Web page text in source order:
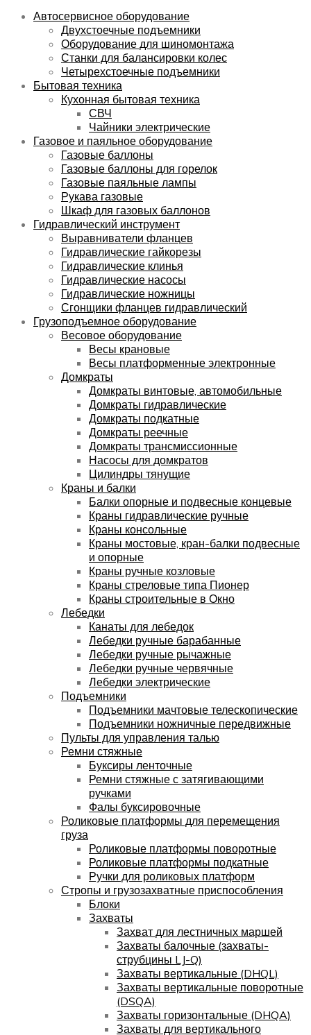
Автосервисное оборудование
Двухстоечные подъемники
Оборудование для шиномонтажа
Станки для балансировки колес
Четырехстоечные подъемники
Бытовая техника
Кухонная бытовая техника
СВЧ
Чайники электрические
Газовое и паяльное оборудование
Газовые баллоны
Газовые баллоны для горелок
Газовые паяльные лампы
Рукава газовые
Шкаф для газовых баллонов
Гидравлический инструмент
Выравниватели фланцев
Гидравлические гайкорезы
Гидравлические клинья
Гидравлические насосы
Гидравлические ножницы
Сгонщики фланцев гидравлический
Грузоподъемное оборудование
Весовое оборудование
Весы крановые
Весы платформенные электронные
Домкраты
Домкраты винтовые, автомобильные
Домкраты гидравлические
Домкраты подкатные
Домкраты реечные
Домкраты трансмиссионные
Насосы для домкратов
Цилиндры тянущие
Краны и балки
Балки опорные и подвесные концевые
Краны гидравлические ручные
Краны консольные
Краны мостовые, кран-балки подвесные
и опорные
Краны ручные козловые
Краны стреловые типа Пионер
Краны строительные в Окно
Лебедки
Канаты для лебедок
Лебедки ручные барабанные
Лебедки ручные рычажные
Лебедки ручные червячные
Лебедки электрические
Подъемники
Подъемники мачтовые телескопические
Подъемники ножничные передвижные
Пульты для управления талью
Ремни стяжные
Буксиры ленточные
Ремни стяжные с затягивающими
ручками
Фалы буксировочные
Роликовые платформы для перемещения
груза
Роликовые платформы поворотные
Роликовые платформы подкатные
Ручки для роликовых платформ
Стропы и грузозахватные приспособления
Блоки
Захваты
Захват для лестничных маршей
Захваты балочные (захваты-
струбцины LJ-Q)
Захваты вертикальные (DHQL)
Захваты вертикальные поворотные
(DSQA)
Захваты горизонтальные (DHQA)
Захваты для вертикального